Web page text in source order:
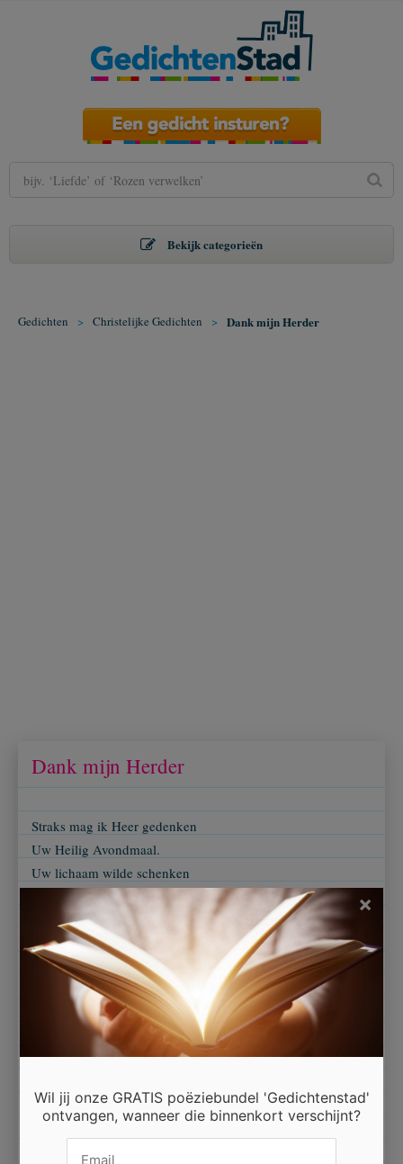
Bekijk categorieën
Gedichten > Christelijke Gedichten > Dank mijn Herder
Dank mijn Herder
Straks mag ik Heer gedenken
Uw Heilig Avondmaal.
Uw lichaam wilde schenken
in 't brood op deze schaal.
En daarna ook de beker
het teken van Uw bloed.
De wijn die ik mag drinken
dan stilt U mijn gemoed.
Gesterkt mag ik weer verder
Dank duizendmaal, mijn Herder
U heeft ‘t voor mij volbracht.
Wil jij onze GRATIS poëziebundel 'Gedichtenstad'
ontvangen, wanneer die binnenkort verschijnt?
×